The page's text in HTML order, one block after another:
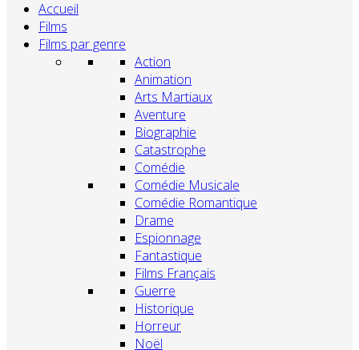
Accueil
Films
Films par genre
Action
Animation
Arts Martiaux
Aventure
Biographie
Catastrophe
Comédie
Comédie Musicale
Comédie Romantique
Drame
Espionnage
Fantastique
Films Français
Guerre
Historique
Horreur
Noël